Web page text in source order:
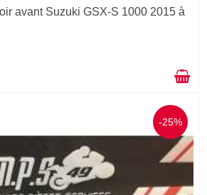
avant Suzuki GSX-S 1000 2015 à
-25%